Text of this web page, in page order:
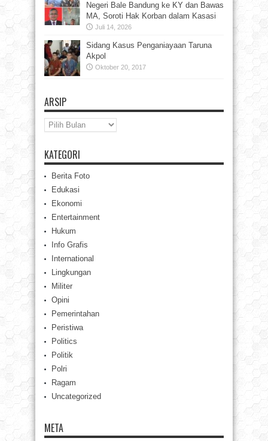
Negeri Bale Bandung ke KY dan Bawas
MA, Soroti Hak Korban dalam Kasasi
Juli 14, 2026
Sidang Kasus Penganiayaan Taruna
Akpol
Oktober 20, 2017
ARSIP
Arsip
KATEGORI
Berita Foto
Edukasi
Ekonomi
Entertainment
Hukum
Info Grafis
International
Lingkungan
Militer
Opini
Pemerintahan
Peristiwa
Politics
Politik
Polri
Ragam
Uncategorized
META